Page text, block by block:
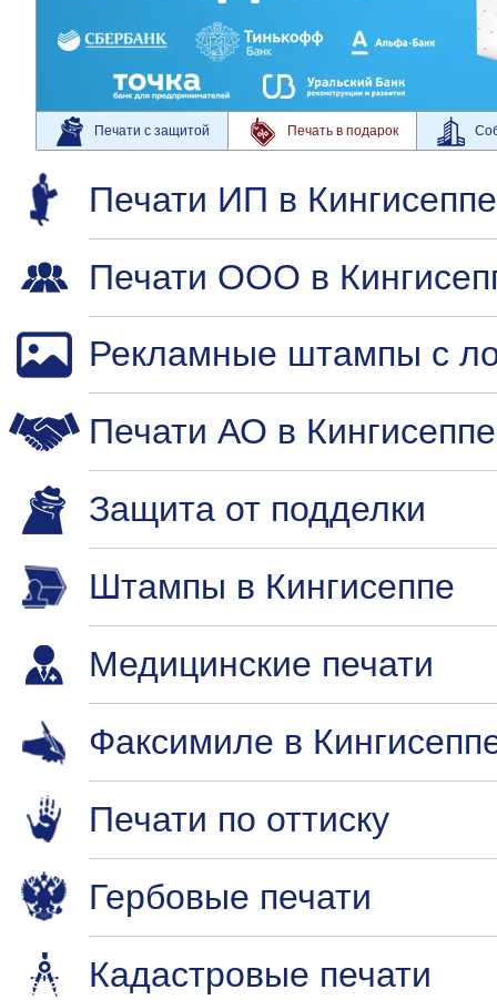
Печати с защитой Печать в подарок
Печати ИП в Кингисеппе
Печати ООО в
Рекламные штампы с
Печати АО в Кингисеппе
Защита от подделки
Штампы в Кингисеппе
Медицинские печати
Факсимиле в
Печати по оттиску
Гербовые печати
Кадастровые печати